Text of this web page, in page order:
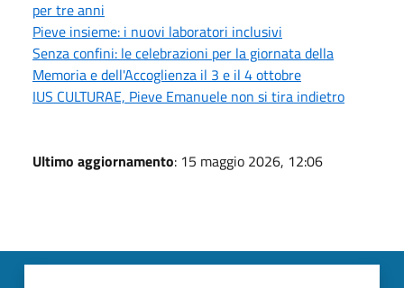
per tre anni
Pieve insieme: i nuovi laboratori inclusivi
Senza confini: le celebrazioni per la giornata della
Memoria e dell'Accoglienza il 3 e il 4 ottobre
IUS CULTURAE, Pieve Emanuele non si tira indietro
Ultimo aggiornamento: 15 maggio 2026, 12:06